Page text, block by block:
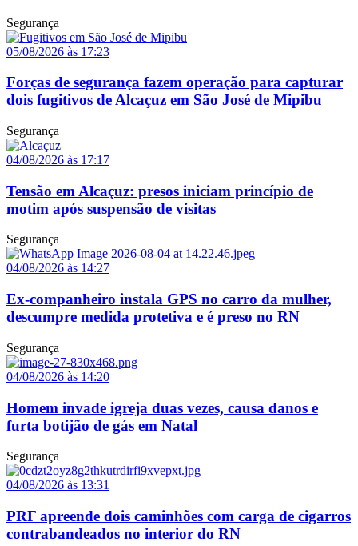
Segurança
05/08/2026 às 17:23
Forças de segurança fazem operação para capturar
dois fugitivos de Alcaçuz em São José de Mipibu
Segurança
04/08/2026 às 17:17
Tensão em Alcaçuz: presos iniciam princípio de
motim após suspensão de visitas
Segurança
04/08/2026 às 14:27
Ex-companheiro instala GPS no carro da mulher,
descumpre medida protetiva e é preso no RN
Segurança
04/08/2026 às 14:20
Homem invade igreja duas vezes, causa danos e
furta botijão de gás em Natal
Segurança
04/08/2026 às 13:31
PRF apreende dois caminhões com carga de cigarros
contrabandeados no interior do RN